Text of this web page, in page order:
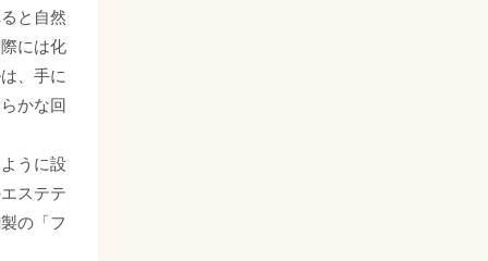
と自然
には化
、手に
かな回
うに設
ステテ
の「フ